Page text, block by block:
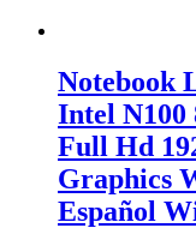
Notebook
Intel N100
Full Hd
Graphics
Español